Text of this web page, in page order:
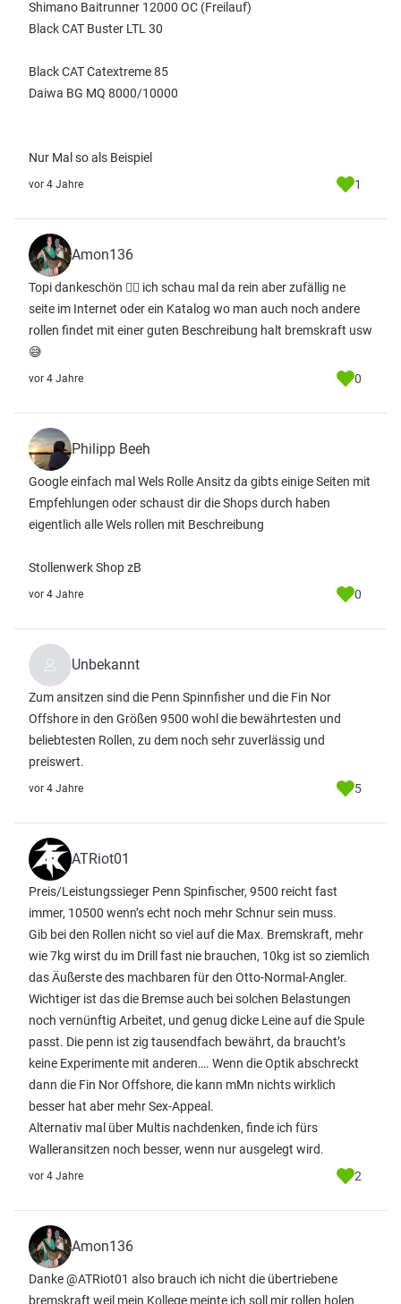
Shimano Baitrunner 12000 OC (Freilauf)
Black CAT Buster LTL 30
Black CAT Catextreme 85
Daiwa BG MQ 8000/10000
Nur Mal so als Beispiel
vor 4 Jahre 1
Amon136
Topi dankeschön 👌🏻 ich schau mal da rein aber zufällig ne
seite im Internet oder ein Katalog wo man auch noch andere
rollen findet mit einer guten Beschreibung halt bremskraft usw
😅
vor 4 Jahre 0
Philipp Beeh
Google einfach mal Wels Rolle Ansitz da gibts einige Seiten mit
Empfehlungen oder schaust dir die Shops durch haben
eigentlich alle Wels rollen mit Beschreibung
Stollenwerk Shop zB
vor 4 Jahre 0
Unbekannt
Zum ansitzen sind die Penn Spinnfisher und die Fin Nor
Offshore in den Größen 9500 wohl die bewährtesten und
beliebtesten Rollen, zu dem noch sehr zuverlässig und
preiswert.
vor 4 Jahre 5
ATRiot01
Preis/Leistungssieger Penn Spinfischer, 9500 reicht fast
immer, 10500 wenn’s echt noch mehr Schnur sein muss.
Gib bei den Rollen nicht so viel auf die Max. Bremskraft, mehr
wie 7kg wirst du im Drill fast nie brauchen, 10kg ist so ziemlich
das Äußerste des machbaren für den Otto-Normal-Angler.
Wichtiger ist das die Bremse auch bei solchen Belastungen
noch vernünftig Arbeitet, und genug dicke Leine auf die Spule
passt. Die penn ist zig tausendfach bewährt, da braucht’s
keine Experimente mit anderen…. Wenn die Optik abschreckt
dann die Fin Nor Offshore, die kann mMn nichts wirklich
besser hat aber mehr Sex-Appeal.
Alternativ mal über Multis nachdenken, finde ich fürs
Walleransitzen noch besser, wenn nur ausgelegt wird.
vor 4 Jahre 2
Amon136
Danke @ATRiot01 also brauch ich nicht die übertriebene
bremskraft weil mein Kollege meinte ich soll mir rollen holen